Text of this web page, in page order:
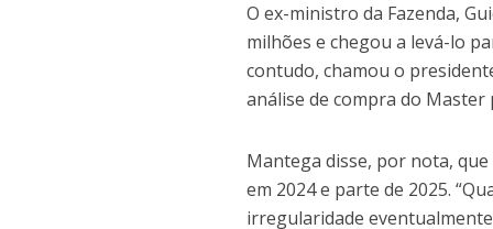
O ex-ministro da Fazenda,
milhões e chegou a levá-lo
contudo, chamou o
análise de compra do
Mantega disse, por nota,
em 2024 e parte de 2025.
irregularidade